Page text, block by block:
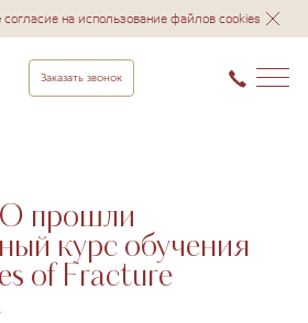
согласие на использование файлов cookies
Заказать звонок
прошли
курс обучения
of Fracture